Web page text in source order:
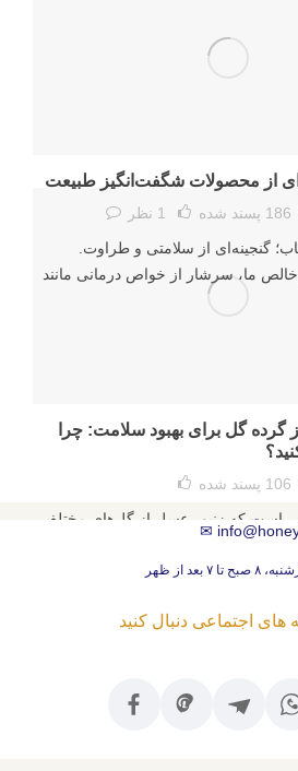
از محصولات شگفت‌انگیز طبیعت
186 پسند شده
1 نظر
گنجینه‌ای از سلامتی و طراوت.
ما، سرشار از خواص درمانی مانند
گل برای بهبود سلامت: چرا
106 پسند شده
است که زنبور عسل از گل‌های مختلف
غذایی سحرانگیز، گرده گل فواید
✉
از ظهر
های اجتماعی دنبال کنید